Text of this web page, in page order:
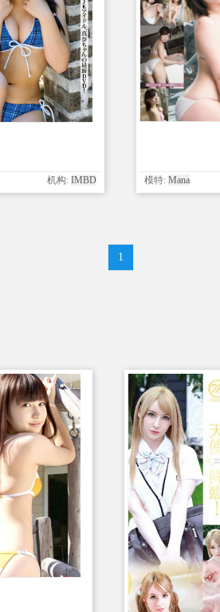
机构: IMBD
模特: Mana
1